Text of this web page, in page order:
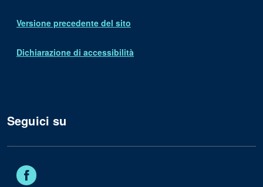
Versione precedente del sito
Dichiarazione di accessibilità
Seguici su